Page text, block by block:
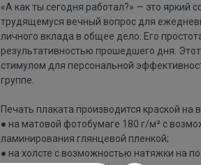
«А как ты сегодня работал?» — это яркий
трудящемуся вечный вопрос для
личного вклада в общее дело. Его
результативностью прошедшего дня.
стимулом для персональной
группе.
Печать плаката производится краской на
● на матовой фотобумаге 180 г/м² с
ламинирования глянцевой пленкой;
● на холсте с возможностью натяжки на